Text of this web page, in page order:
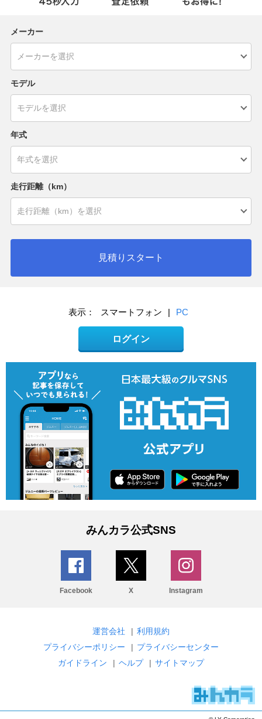
メーカー
モデル
年式
走行距離（km）
見積りスタート
表示： スマートフォン | PC
ログイン
みんカラ公式SNS
Facebook X Instagram
運営会社 | 利用規約
プライバシーポリシー
| プライバシーセンター
ガイドライン
| ヘルプ | サイトマップ